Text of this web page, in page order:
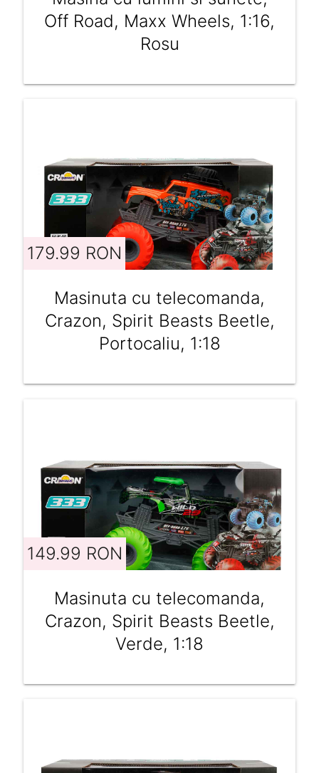
Off Road, Maxx Wheels, 1:16,
Rosu
179.99 RON
Masinuta cu telecomanda,
Crazon, Spirit Beasts Beetle,
Portocaliu, 1:18
149.99 RON
Masinuta cu telecomanda,
Crazon, Spirit Beasts Beetle,
Verde, 1:18